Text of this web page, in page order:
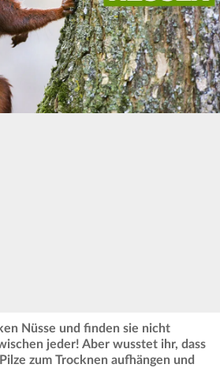
Nüsse und finden sie nicht
jeder! Aber wusstet ihr, dass
zum Trocknen aufhängen und